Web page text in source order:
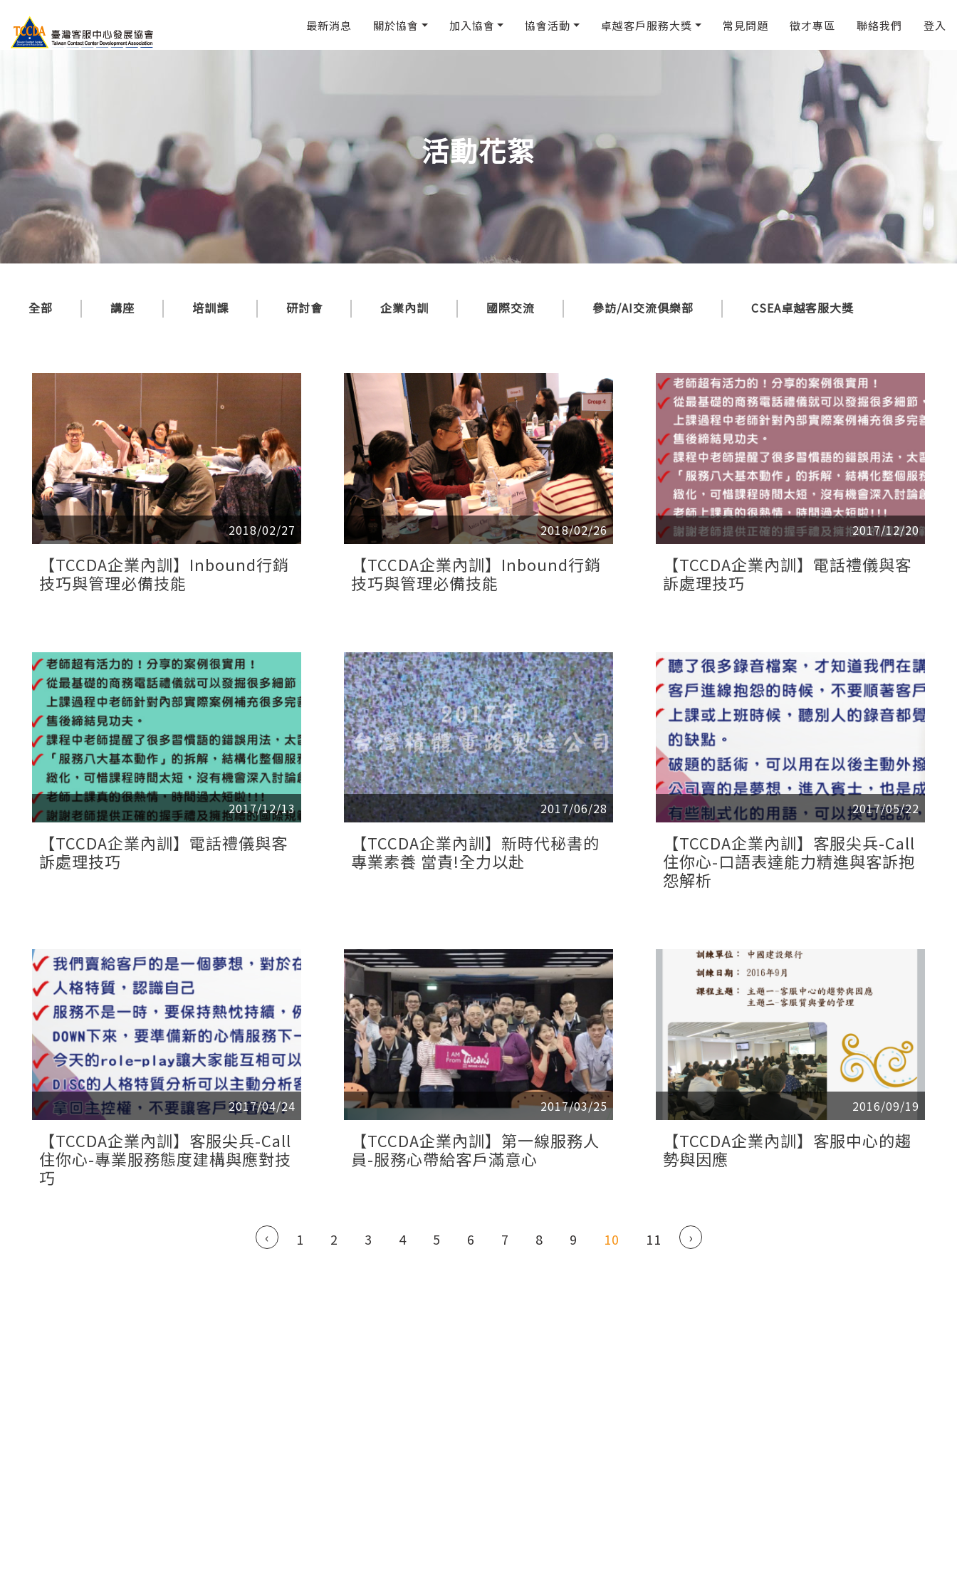
最新消息 關於協會 加入協會 協會活動 卓越客戶服務大獎 常見問題 徵才專區 聯絡我們 登入
活動花絮
全部 講座 培訓課 研討會 企業內訓 國際交流 參訪/AI交流俱樂部 CSEA卓越客服大獎
2018/02/27
【TCCDA企業內訓】Inbound行銷
技巧與管理必備技能
2018/02/26
【TCCDA企業內訓】Inbound行銷
技巧與管理必備技能
2017/12/20
【TCCDA企業內訓】電話禮儀與客
訴處理技巧
2017/12/13
【TCCDA企業內訓】電話禮儀與客
訴處理技巧
2017/06/28
【TCCDA企業內訓】新時代秘書的
專業素養 當責!全力以赴
2017/05/22
【TCCDA企業內訓】客服尖兵-Call
住你心-口語表達能力精進與客訴抱
怨解析
2017/04/24
【TCCDA企業內訓】客服尖兵-Call
住你心-專業服務態度建構與應對技
巧
2017/03/25
【TCCDA企業內訓】第一線服務人
員-服務心帶給客戶滿意心
2016/09/19
【TCCDA企業內訓】客服中心的趨
勢與因應
‹ 1 2 3 4 5 6 7 8 9 10 11 ›